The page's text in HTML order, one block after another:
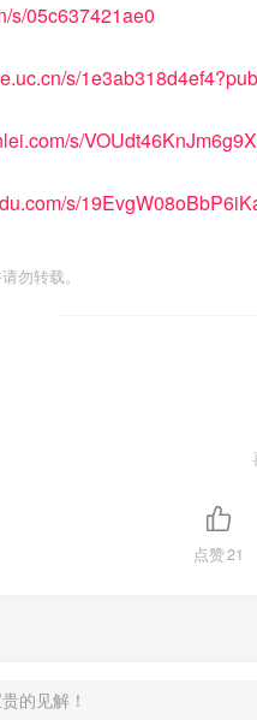
s/05c637421ae0
s/
s/
s/
勿转载。
点赞21